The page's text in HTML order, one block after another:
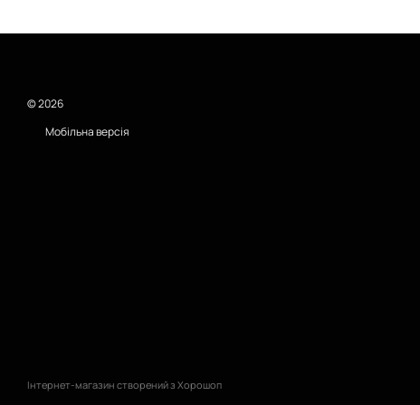
© 2026
Мобільна версія
Інтернет-магазин створений з Хорошоп